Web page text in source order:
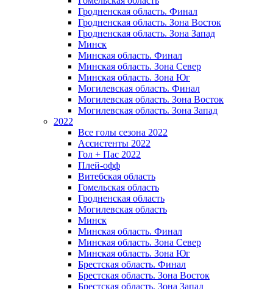
Гродненская область. Финал
Гродненская область. Зона Восток
Гродненская область. Зона Запад
Минск
Минская область. Финал
Минская область. Зона Север
Минская область. Зона Юг
Могилевская область. Финал
Могилевская область. Зона Восток
Могилевская область. Зона Запад
2022
Все голы сезона 2022
Ассистенты 2022
Гол + Пас 2022
Плей-офф
Витебская область
Гомельская область
Гродненская область
Могилевская область
Минск
Mинская область. Финал
Минская область. Зона Север
Минская область. Зона Юг
Брестская область. Финал
Брестская область. Зона Восток
Брестская область. Зона Запад